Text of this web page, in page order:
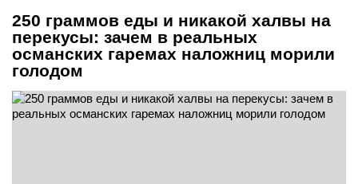
250 граммов еды и никакой халвы на
перекусы: зачем в реальных
османских гаремах наложниц морили
голодом